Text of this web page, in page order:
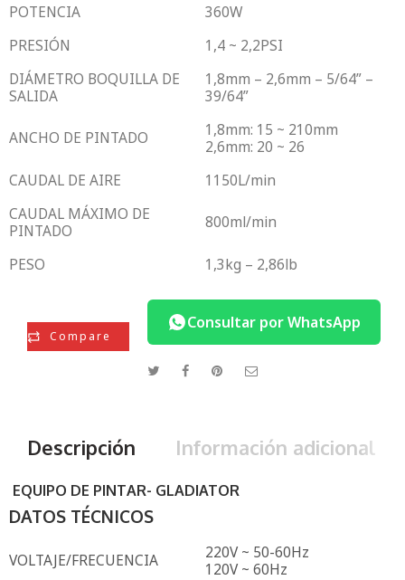
POTENCIA
360W
PRESIÓN
1,4 ~ 2,2PSI
DIÁMETRO BOQUILLA DE
SALIDA
1,8mm – 2,6mm – 5/64” –
39/64”
ANCHO DE PINTADO
1,8mm: 15 ~ 210mm
2,6mm: 20 ~ 26
CAUDAL DE AIRE
1150L/min
CAUDAL MÁXIMO DE
PINTADO
800ml/min
PESO 1,3kg – 2,86lb
Consultar por WhatsApp
Compare
Descripción Información adicional
EQUIPO DE PINTAR- GLADIATOR
DATOS TÉCNICOS
VOLTAJE/FRECUENCIA
220V ~ 50-60Hz
120V ~ 60Hz